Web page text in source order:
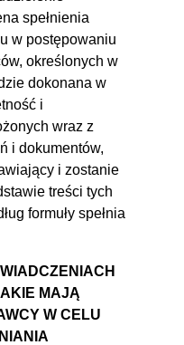
spełnienia
w postępowaniu
określonych w
dokonana w
i
wraz z
i dokumentów,
i zostanie
treści tych
formuły spełnia
MAJĄ
W CELU